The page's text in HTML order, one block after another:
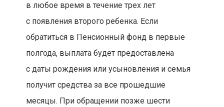
в любое время в течение трех лет
с появления второго ребенка. Если
обратиться в Пенсионный фонд в первые
полгода, выплата будет предоставлена
с даты рождения или усыновления и семья
получит средства за все прошедшие
месяцы. При обращении позже шести